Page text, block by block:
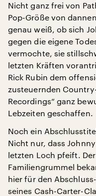
Nicht ganz frei von
Pop-Größe von
genau weiß, ob sich
gegen die eigene
vermochte, sie
letzten Kräften
Rick Rubin dem
zusteuernden
Recordings“ ganz
Lebzeiten geschaffen.
Noch ein
Nicht nur, dass
letzten Loch pfeift.
Familiengrummel
hier für den
seines Cash-Carter-